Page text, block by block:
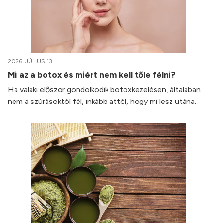
2026. JÚLIUS 13.
Mi az a botox és miért nem kell tőle félni?
Ha valaki először gondolkodik botoxkezelésen, általában
nem a szúrásoktól fél, inkább attól, hogy mi lesz utána.